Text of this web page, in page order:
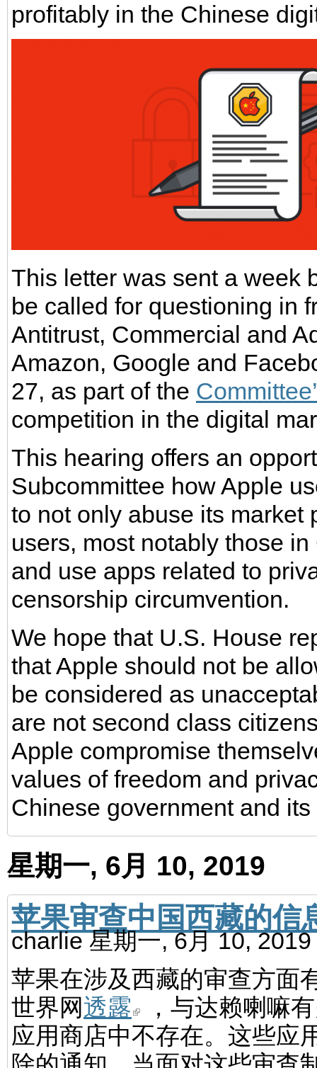
profitably in the Chinese
This letter was sent a week
be called for questioning in
Antitrust, Commercial and
Amazon, Google and
27, as part of the
competition in the digital
This hearing offers an
Subcommittee how Apple
to not only abuse its market
users, most notably those
and use apps related to
censorship circumvention.
We hope that U.S. House
that Apple should not be
be considered as
are not second class
Apple compromise
values of freedom and
Chinese government and
星期一, 6月 10, 2019
苹果审查中国西藏的信
charlie星期一, 6月 10, 2019
苹果在涉及西藏的审查方面
世界网透露
，与达赖喇嘛
应用商店中不存在。这些应